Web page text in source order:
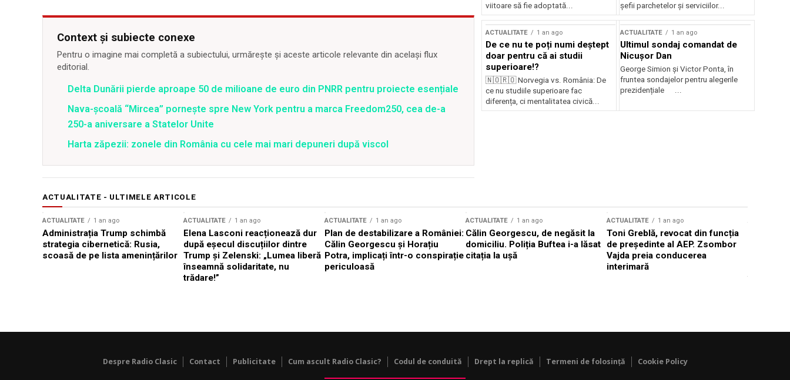
Context și subiecte conexe
Pentru o imagine mai completă a subiectului, urmărește și aceste articole relevante din același flux
editorial.
Delta Dunării pierde aproape 50 de milioane de euro din PNRR pentru proiecte esențiale
Nava-școală “Mircea” pornește spre New York pentru a marca Freedom250, cea de-a
250-a aniversare a Statelor Unite
Harta zăpezii: zonele din România cu cele mai mari depuneri după viscol
viitoare să fie adoptată...
șefii parchetelor și serviciilor...
ACTUALITATE 1 an ago
De ce nu te poți numi deștept
doar pentru că ai studii
superioare!?
🇳🇴🇷🇴 Norvegia vs. România: De
ce nu studiile superioare fac
diferența, ci mentalitatea civică...
ACTUALITATE 1 an ago
Ultimul sondaj comandat de
Nicușor Dan
George Simion și Victor Ponta, în
fruntea sondajelor pentru alegerile
prezidențiale ...
ACTUALITATE - ULTIMELE ARTICOLE
ACTUALITATE 1 an ago
Administrația Trump schimbă
strategia cibernetică: Rusia,
scoasă de pe lista amenințărilor
ACTUALITATE 1 an ago
Elena Lasconi reacționează dur
după eșecul discuțiilor dintre
Trump și Zelenski: „Lumea liberă
înseamnă solidaritate, nu
trădare!”
ACTUALITATE 1 an ago
Plan de destabilizare a României:
Călin Georgescu și Horațiu
Potra, implicați într-o conspirație
periculoasă
ACTUALITATE 1 an ago
Călin Georgescu, de negăsit la
domiciliu. Poliția Buftea i-a lăsat
citația la ușă
ACTUALITATE 1 an ago
Toni Greblă, revocat din funcția
de președinte al AEP. Zsombor
Vajda preia conducerea
interimară
Despre Radio Clasic Contact Publicitate Cum ascult Radio Clasic? Codul de conduită Drept la replică Termeni de folosință Cookie Policy